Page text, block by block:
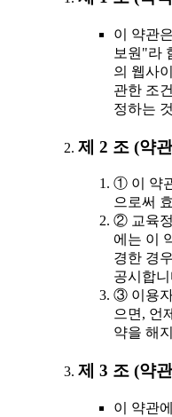
이 약관
보원"라
의 웹사
관한 조
정하는
제 2 조 (약
① 이 약
으로써
② 교육
에는 이
경한 경
공시합
③ 이용
으면, 언
약을 해
제 3 조 (약
이 약관